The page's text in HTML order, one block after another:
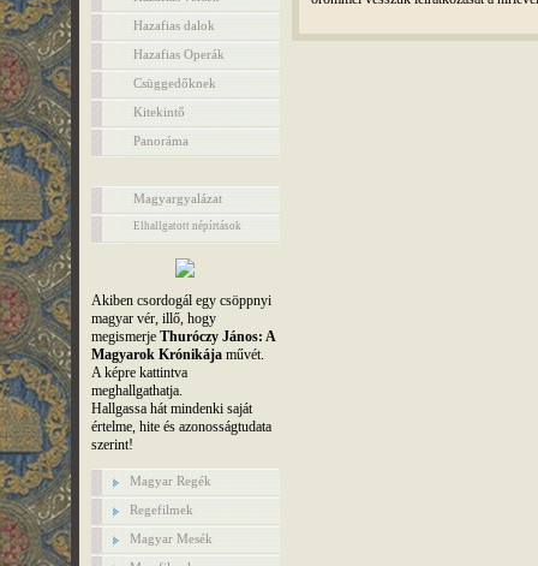
Hazafias dalok
Hazafias Operák
Csüggedőknek
Kitekintő
Panoráma
Magyargyalázat
Elhallgatott népírtások
Akiben csordogál egy csöppnyi
magyar vér, illő, hogy
megismerje Thuróczy János: A
Magyarok Krónikájaművét.
A képre kattintva
meghallgathatja.
Hallgassa hát mindenki saját
értelme, hite és azonosságtudata
szerint!
Magyar Regék
Regefilmek
Magyar Mesék